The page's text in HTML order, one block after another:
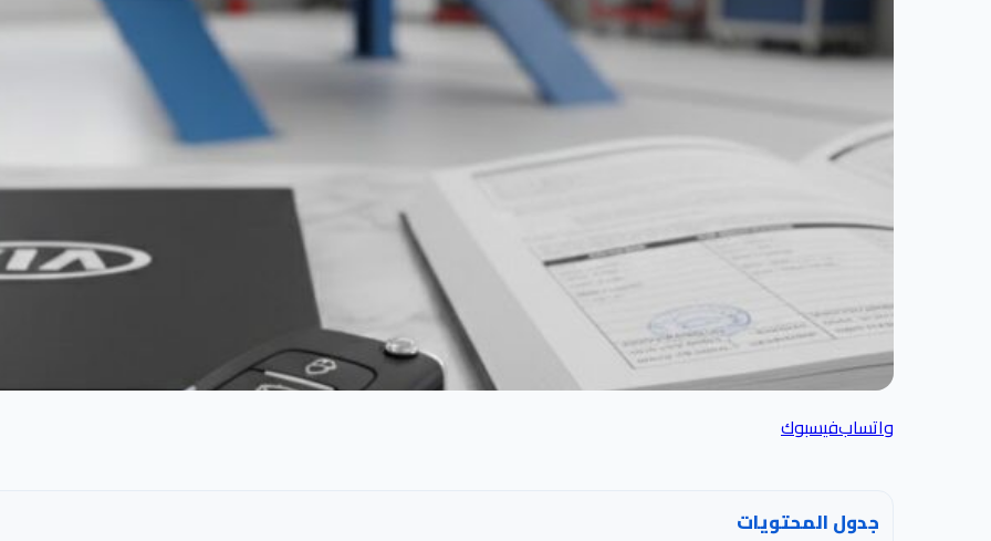
واتسابفيسبوك
جدول المحتويات